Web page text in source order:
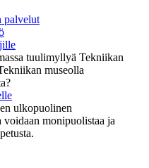
palvelut
ulkopuolinen
monipuolistaa ja